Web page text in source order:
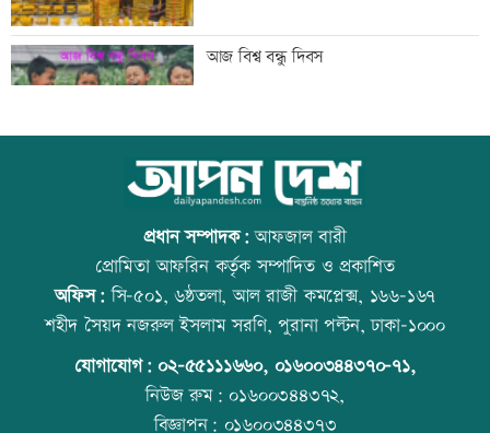
ব্যাংক এশিয়াতে নিয়োগ বিজ্ঞপ্তি
‘শেখ হাসিনার রাজনৈতিক তৎপরতার দায়
ভারত এড়াতে পারে না’
‘আরেকটি বিশ্বকাপ খেলার সামর্থ্য নেই’
আজ বিশ্ব বন্ধু দিবস
উত্থান-পতনের বাজারে আজ স্বর্ণের ভরি কত
কোরআন-হাদিসে নামাজ না পড়ার শাস্তি
প্রধান সম্পাদক:আফজাল বারী
প্রোমিতা আফরিন কর্তৃক সম্পাদিত ও প্রকাশিত
অফিস:সি-৫০১, ৬ষ্ঠতলা, আল রাজী কমপ্লেক্স, ১৬৬-১৬৭
শহীদ সৈয়দ নজরুল ইসলাম সরণি, পুরানা পল্টন, ঢাকা-১০০০
যোগাযোগ: ০২-৫৫১১১৬৬০, ০১৬০০৩৪৪৩৭০-৭১,
নিউজ রুম:০১৬০০৩৪৪৩৭২,
বিজ্ঞাপন: ০১৬০০৩৪৪৩৭৩